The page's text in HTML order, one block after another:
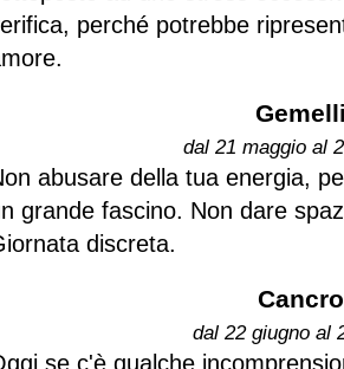
perché potrebbe
Gemelli
dal 21 maggio al
abusare della tua energia,
grande fascino. Non dare
discreta.
Cancro
dal 22 giugno al
se c'è qualche